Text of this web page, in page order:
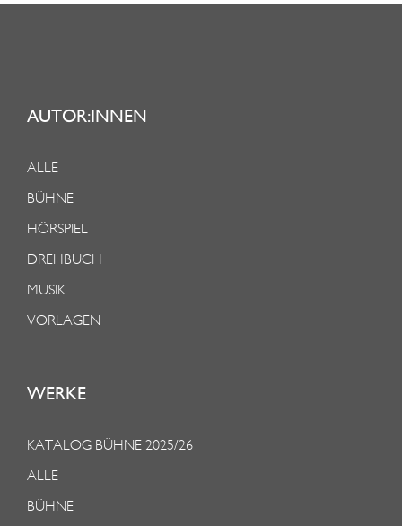
AUTOR:INNEN
ALLE
BÜHNE
HÖRSPIEL
DREHBUCH
MUSIK
VORLAGEN
WERKE
KATALOG BÜHNE 2025/26
ALLE
BÜHNE